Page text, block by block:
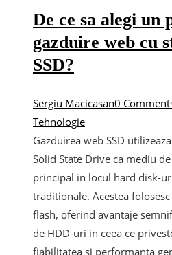
De ce sa alegi un
gazduire web cu
SSD?
Sergiu Macicasan0
Tehnologie
Gazduirea web SSD
Solid State Drive ca mediu
principal in locul hard disk-
traditionale. Acestea
flash, oferind avantaje
de HDD-uri in ceea ce
fiabilitatea si performanta